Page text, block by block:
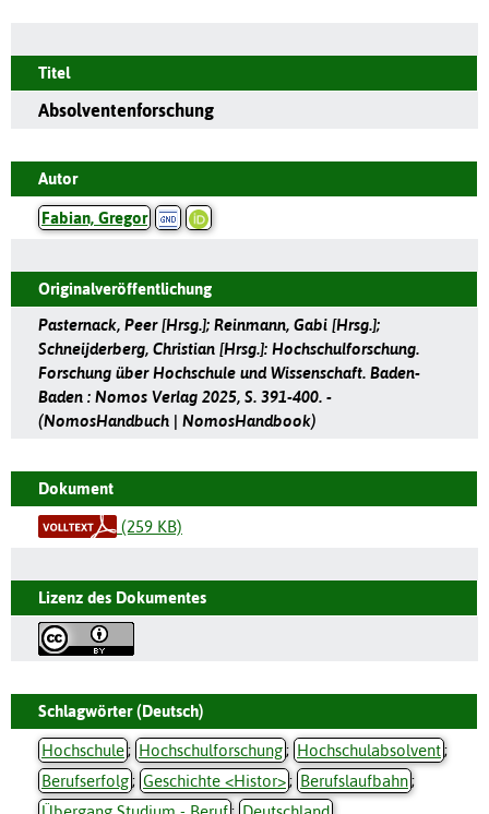
Titel
Absolventenforschung
Autor
Fabian, Gregor
Originalveröffentlichung
Pasternack, Peer [Hrsg.]; Reinmann, Gabi [Hrsg.];
Schneijderberg, Christian [Hrsg.]: Hochschulforschung.
Forschung über Hochschule und Wissenschaft. Baden-
Baden : Nomos Verlag 2025, S. 391-400. -
(NomosHandbuch | NomosHandbook)
Dokument
(259 KB)
Lizenz des Dokumentes
Schlagwörter (Deutsch)
Hochschule; Hochschulforschung; Hochschulabsolvent;
Berufserfolg; Geschichte <Histor>; Berufslaufbahn;